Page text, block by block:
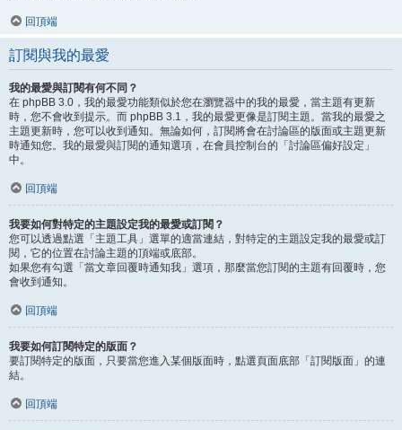
回頂端
訂閱與我的最愛
我的最愛與訂閱有何不同？
在 phpBB 3.0，我的最愛功能類似於您在瀏覽器中的我的最愛，當主題有更新
時，您不會收到提示。而 phpBB 3.1，我的最愛更像是訂閱主題。當我的最愛之
主題更新時，您可以收到通知。無論如何，訂閱將會在討論區的版面或主題更新
時通知您。我的最愛與訂閱的通知選項，在會員控制台的「討論區偏好設定」
中。
回頂端
我要如何對特定的主題設定我的最愛或訂閱？
您可以透過點選「主題工具」選單的適當連結，對特定的主題設定我的最愛或訂
閱，它的位置在討論主題的頂端或底部。
如果您有勾選「當文章回覆時通知我」選項，那麼當您訂閱的主題有回覆時，您
會收到通知。
回頂端
我要如何訂閱特定的版面？
要訂閱特定的版面，只要當您進入某個版面時，點選頁面底部「訂閱版面」的連
結。
回頂端